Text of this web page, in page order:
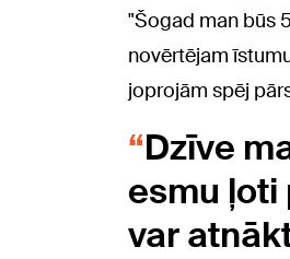
"Šogad man būs
novērtējam
joprojām spēj
Dzīve
esmu ļoti
var